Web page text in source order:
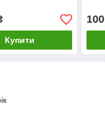
Купити
100